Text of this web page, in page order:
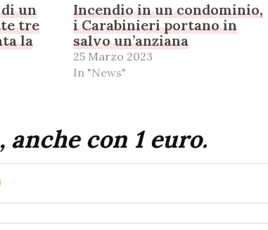
un
tre
la
Incendio in un condominio,
i Carabinieri portano in
salvo un’anziana
25 Marzo 2023
In "News"
con 1 euro.